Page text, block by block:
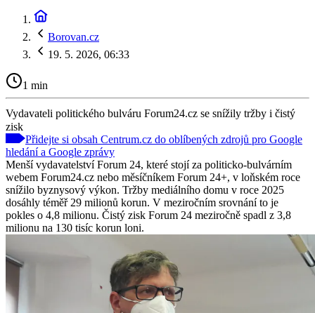
Borovan.cz
19. 5. 2026, 06:33
1 min
Vydavateli politického bulváru Forum24.cz se snížily tržby i čistý
zisk
Přidejte si obsah Centrum.cz do oblíbených zdrojů pro Google
hledání a Google zprávy
Menší vydavatelství Forum 24, které stojí za politicko-bulvárním
webem Forum24.cz nebo měsíčníkem Forum 24+, v loňském roce
snížilo byznysový výkon. Tržby mediálního domu v roce 2025
dosáhly téměř 29 milionů korun. V meziročním srovnání to je
pokles o 4,8 milionu. Čistý zisk Forum 24 meziročně spadl z 3,8
milionu na 130 tisíc korun loni.